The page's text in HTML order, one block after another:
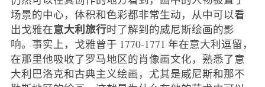
场景的中心，体积和色彩都非常生动，从中可以看
出戈雅在意大利旅行时了解到的威尼斯绘画的影
响。事实上，戈雅曾于 1770-1771 年在意大利逗留，
在那里他吸收了罗马地区的肖像画文化，熟悉了意
大利巴洛克和古典主义绘画，尤其是威尼斯和那不